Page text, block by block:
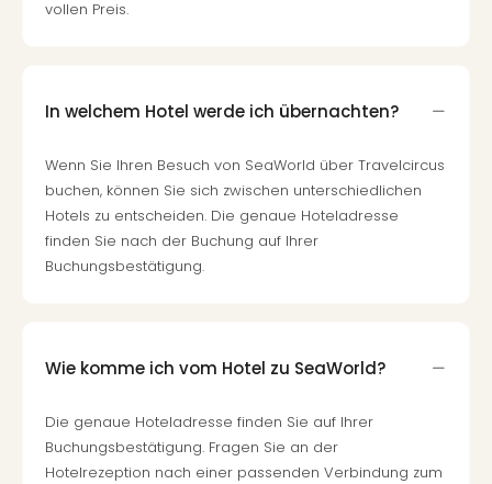
vollen Preis.
In welchem Hotel werde ich übernachten?
Wenn Sie Ihren Besuch von SeaWorld über Travelcircus
buchen, können Sie sich zwischen unterschiedlichen
Hotels zu entscheiden. Die genaue Hoteladresse
finden Sie nach der Buchung auf Ihrer
Buchungsbestätigung.
Wie komme ich vom Hotel zu SeaWorld?
Die genaue Hoteladresse finden Sie auf Ihrer
Buchungsbestätigung. Fragen Sie an der
Hotelrezeption nach einer passenden Verbindung zum